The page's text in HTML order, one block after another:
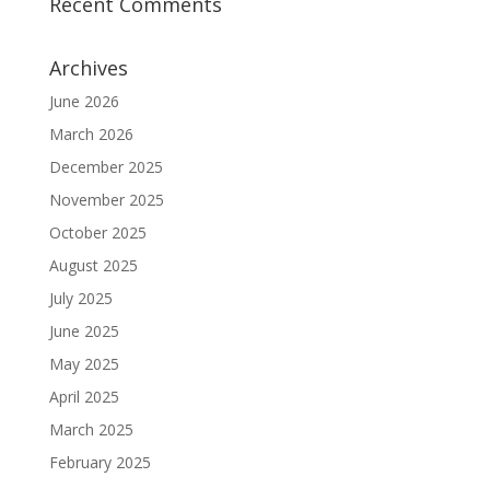
Archives
June 2026
March 2026
December 2025
November 2025
October 2025
August 2025
July 2025
June 2025
May 2025
April 2025
March 2025
February 2025